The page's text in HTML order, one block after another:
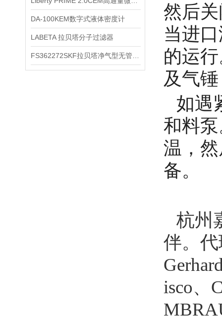
DA-100KEM数字式液体密度计
LABETA 拉贝塔分子过滤器
然后
当进
的运
及气
如遇
和料
温，
备。
杭州
伴。
isco、